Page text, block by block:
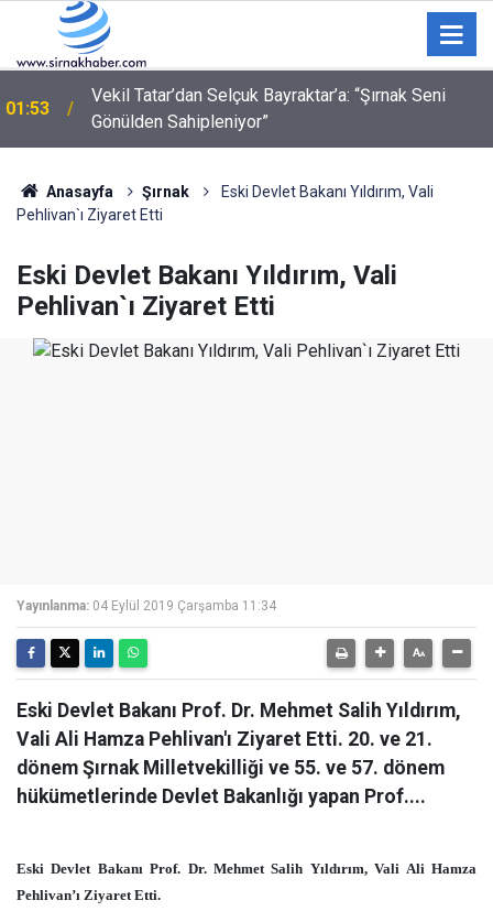
01:09
"Ne bakıyorsun" kavgasında 3 kişi bıçak ve silahla
yaralandı
Anasayfa Şırnak
Eski Devlet Bakanı Yıldırım, Vali
Pehlivan`ı Ziyaret Etti
Eski Devlet Bakanı Yıldırım, Vali
Pehlivan`ı Ziyaret Etti
Yayınlanma: 04 Eylül 2019 Çarşamba 11:34
Eski Devlet Bakanı Prof. Dr. Mehmet Salih Yıldırım,
Vali Ali Hamza Pehlivan'ı Ziyaret Etti. 20. ve 21.
dönem Şırnak Milletvekilliği ve 55. ve 57. dönem
hükümetlerinde Devlet Bakanlığı yapan Prof....
Eski Devlet Bakanı Prof. Dr. Mehmet Salih Yıldırım, Vali Ali Hamza
Pehlivan’ı Ziyaret Etti.